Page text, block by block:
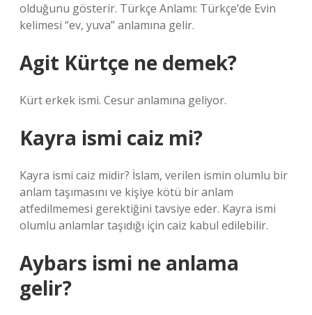
olduğunu gösterir. Türkçe Anlamı: Türkçe’de Evin
kelimesi “ev, yuva” anlamına gelir.
Agit Kürtçe ne demek?
Kürt erkek ismi. Cesur anlamına geliyor.
Kayra ismi caiz mi?
Kayra ismi caiz midir? İslam, verilen ismin olumlu bir
anlam taşımasını ve kişiye kötü bir anlam
atfedilmemesi gerektiğini tavsiye eder. Kayra ismi
olumlu anlamlar taşıdığı için caiz kabul edilebilir.
Aybars ismi ne anlama
gelir?